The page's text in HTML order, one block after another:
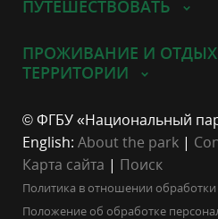
ПУТЕШЕСТВОВАТЬ
ПРОЖИВАНИЕ И
ТЕРРИТОРИИ
© ФГБУ «Национальный
English: About the park |
Карта сайта | Поиск
Политика в отношении
Положение об обработке